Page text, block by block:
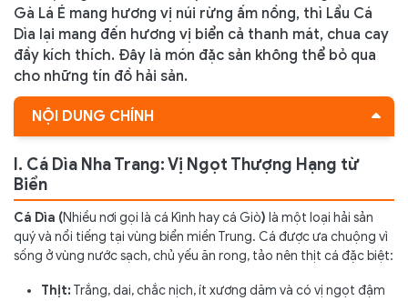
Gà Lá É mang hương vị núi rừng ấm nồng, thì Lẩu Cá
Dìa lại mang đến hương vị biển cả thanh mát, chua cay
đầy kích thích. Đây là món đặc sản không thể bỏ qua
cho những tín đồ hải sản.
NỘI DUNG CHÍNH
I. Cá Dìa Nha Trang: Vị Ngọt Thượng Hạng từ Biển
II. Cách Nấu Lẩu Cá Dìa Đơn Giản Tại Nhà Chuẩn Vị Nha
Trang
III. Top 10 Quán Hải Sản Ngon Phục Vụ Cá Dìa tại Nha
Trang
Hải Sản Gió Biển:
I. Cá Dìa Nha Trang: Vị Ngọt Thượng Hạng từ
Biển
Cá Dìa (Nhiều nơi gọi là cá Kình hay cá Giò) là một loại hải sản
quý và nổi tiếng tại vùng biển miền Trung. Cá được ưa chuộng vì
sống ở vùng nước sạch, chủ yếu ăn rong, tảo nên thịt cá đặc biệt:
Thịt: Trắng, dai, chắc nịch, ít xương dăm và có vị ngọt đậm